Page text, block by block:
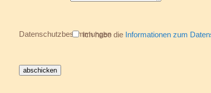
Datenschutzbestimmungen
Ich habe die Informationen zum